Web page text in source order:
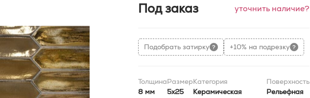
Под заказ уточнить наличие?
Подобрать затирку +10% на подрезку
Толщина
8 мм
Размер
5x25
Категория
Керамическая
Поверхность
Рельефная